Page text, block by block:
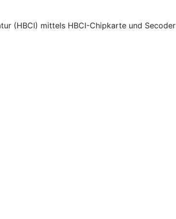
(HBCI) mittels HBCI-Chipkarte und Secoder